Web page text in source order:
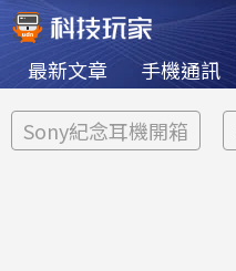
最新文章 手機通訊
Sony紀念耳機開箱